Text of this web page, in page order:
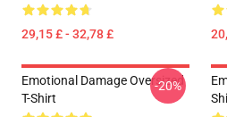
29,15 £ - 32,78 £
Emotional Damage Oversized
T-Shirt
-20%